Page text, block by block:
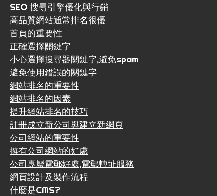
SEO 搜尋引擎優化與行銷
高品質網站通常排名很優
首頁的重要性
正確選擇關鍵字
小心選擇搜尋器關鍵字,避免spam
避免使用錯誤的關鍵字
網站排名的重要性
網站排名的因素
提升網站排名的技巧
註冊成立新公司與建立新網頁
公司網站的重要性
擁有公司網站的好處
公司專屬電郵好處,電郵轉址服務
網頁設計及製作流程
什麼是CMS?